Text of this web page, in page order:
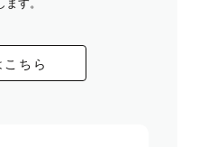
す。
ちら